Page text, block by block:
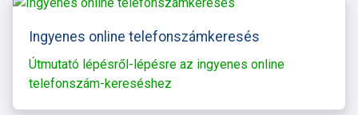
Ingyenes online telefonszámkeresés
Útmutató lépésről-lépésre az ingyenes online
telefonszám-kereséshez